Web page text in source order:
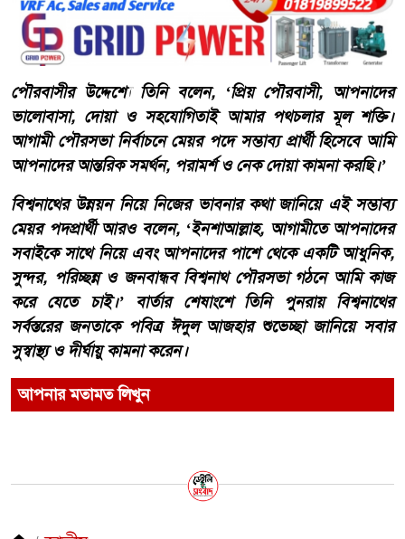
পৌরবাসীর উদ্দেশ্যে তিনি বলেন, ‘প্রিয় পৌরবাসী, আপনাদের
ভালোবাসা, দোয়া ও সহযোগিতাই আমার পথচলার মূল শক্তি।
আগামী পৌরসভা নির্বাচনে মেয়র পদে সম্ভাব্য প্রার্থী হিসেবে আমি
আপনাদের আন্তরিক সমর্থন, পরামর্শ ও নেক দোয়া কামনা করছি।’
​বিশ্বনাথের উন্নয়ন নিয়ে নিজের ভাবনার কথা জানিয়ে এই সম্ভাব্য
মেয়র পদপ্রার্থী আরও বলেন, ‘ইনশাআল্লাহ, আগামীতে আপনাদের
সবাইকে সাথে নিয়ে এবং আপনাদের পাশে থেকে একটি আধুনিক,
সুন্দর, পরিচ্ছন্ন ও জনবান্ধব বিশ্বনাথ পৌরসভা গঠনে আমি কাজ
করে যেতে চাই।’ ​বার্তার শেষাংশে তিনি পুনরায় বিশ্বনাথের
সর্বস্তরের জনতাকে পবিত্র ঈদুল আজহার শুভেচ্ছা জানিয়ে সবার
সুস্বাস্থ্য ও দীর্ঘায়ু কামনা করেন।
আপনার মতামত লিখুন